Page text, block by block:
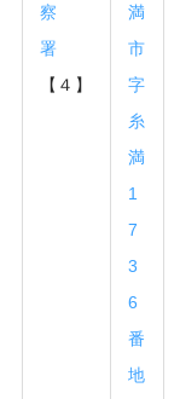
察
署
【４】
満
市
字
糸
満
1
7
3
6
番
地